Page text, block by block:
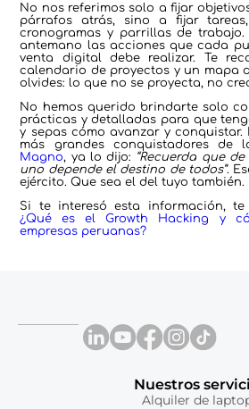
No nos referimos solo a fijar
párrafos atrás, sino a fijar
cronogramas y parrillas de trabajo.
antemano las acciones que cada
venta digital debe realizar. Te
calendario de proyectos y un mapa
olvides: lo que no se proyecta, no
No hemos querido brindarte solo
prácticas y detalladas para que
y sepas cómo avanzar y conquistar.
más grandes conquistadores de
Magno, ya lo dijo: “Recuerda que
uno depende el destino de todos”.
ejército. Que sea el del tuyo también.
Si te interesó esta información, te
¿Qué es el Growth Hacking y
empresas peruanas?
Nuestros
Alquiler de